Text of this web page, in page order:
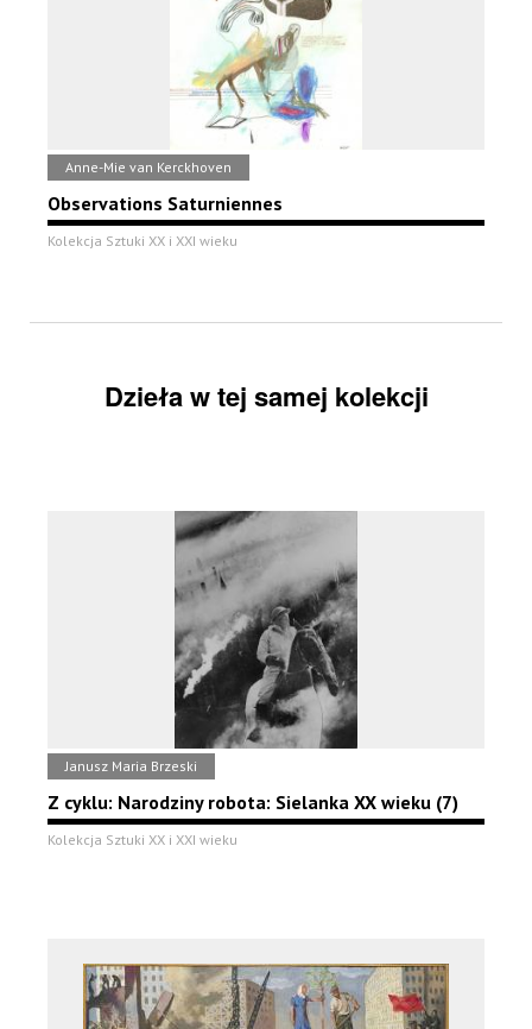
Anne-Mie van Kerckhoven
Observations Saturniennes
Kolekcja Sztuki XX i XXI wieku
Dzieła w tej samej kolekcji
Janusz Maria Brzeski
Z cyklu: Narodziny robota: Sielanka XX wieku (7)
Kolekcja Sztuki XX i XXI wieku